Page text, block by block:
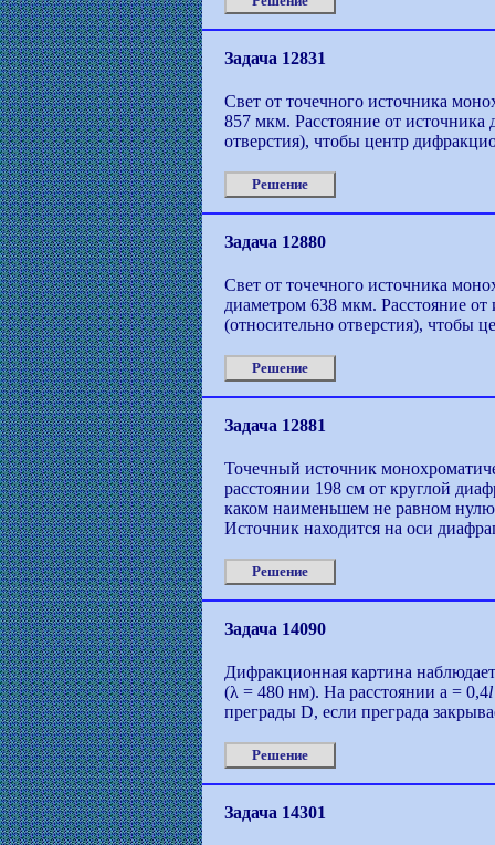
Задача 12831
Свет от точечного источника
857 мкм. Расстояние от источника
отверстия), чтобы центр
Решение
Задача 12880
Свет от точечного источника
диаметром 638 мкм. Расстояние
(относительно отверстия), чтобы
Решение
Задача 12881
Точечный источник
расстоянии 198 см от круглой
каком наименьшем не равном
Источник находится на оси
Решение
Задача 14090
Дифракционная картина
(λ = 480 нм). На расстоянии а = 0,4l
преграды D, если преграда
Решение
Задача 14301